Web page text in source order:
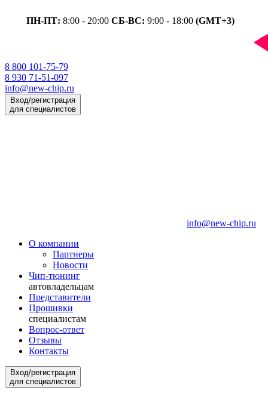
ПН-ПТ: 8:00 - 20:00 СБ-ВС: 9:00 - 18:00 (GMT+3)
8 800 101-75-79
8 930 71-51-097
info@new-chip.ru
Вход/регистрация
для специалистов
info@new-chip.ru
О компании
Партнеры
Новости
Чип-тюнинг
автовладельцам
Представители
Прошивки
специалистам
Вопрос-ответ
Отзывы
Контакты
Вход/регистрация
для специалистов